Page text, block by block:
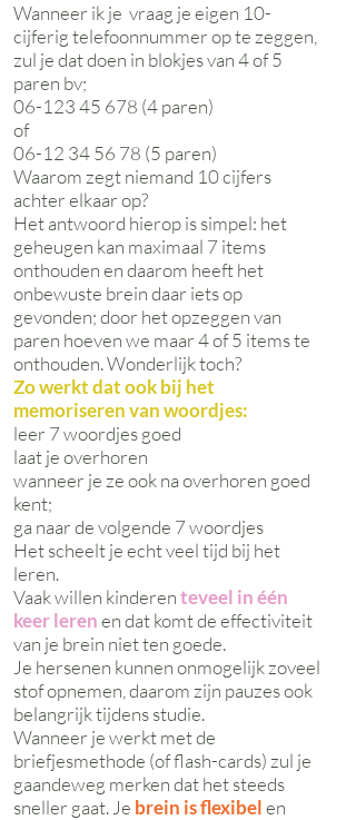
Wanneer ik je vraag je eigen 10-
cijferig telefoonnummer op te zeggen,
zul je dat doen in blokjes van 4 of 5
paren bv;
06-123 45 678 (4paren)
of
06-12 34 56 78 (5 paren)
Waarom zegt niemand 10 cijfers
achter elkaar op?
Het antwoord hierop is simpel: het
geheugen kan maximaal 7 items
onthouden en daarom heeft het
onbewuste brein daar iets op
gevonden; door het opzeggen van
paren hoeven we maar 4 of 5 items te
onthouden. Wonderlijk toch?
Zo werkt dat ook bij het
memoriseren van woordjes:
leer 7 woordjes goed
laat je overhoren
wanneer je ze ook na overhoren goed
kent;
ga naar de volgende 7 woordjes
Het scheelt je echt veel tijd bij het
leren.
Vaak willen kinderenteveel in één
keer lerenen dat komt de effectiviteit
van je brein niet ten goede.
Je hersenen kunnen onmogelijk zoveel
stof opnemen, daarom zijn pauzes ook
belangrijk tijdens studie.
Wanneer je werkt met de
briefjesmethode (of flash-cards) zul je
gaandeweg merken dat het steeds
sneller gaat. Je brein is flexibelen